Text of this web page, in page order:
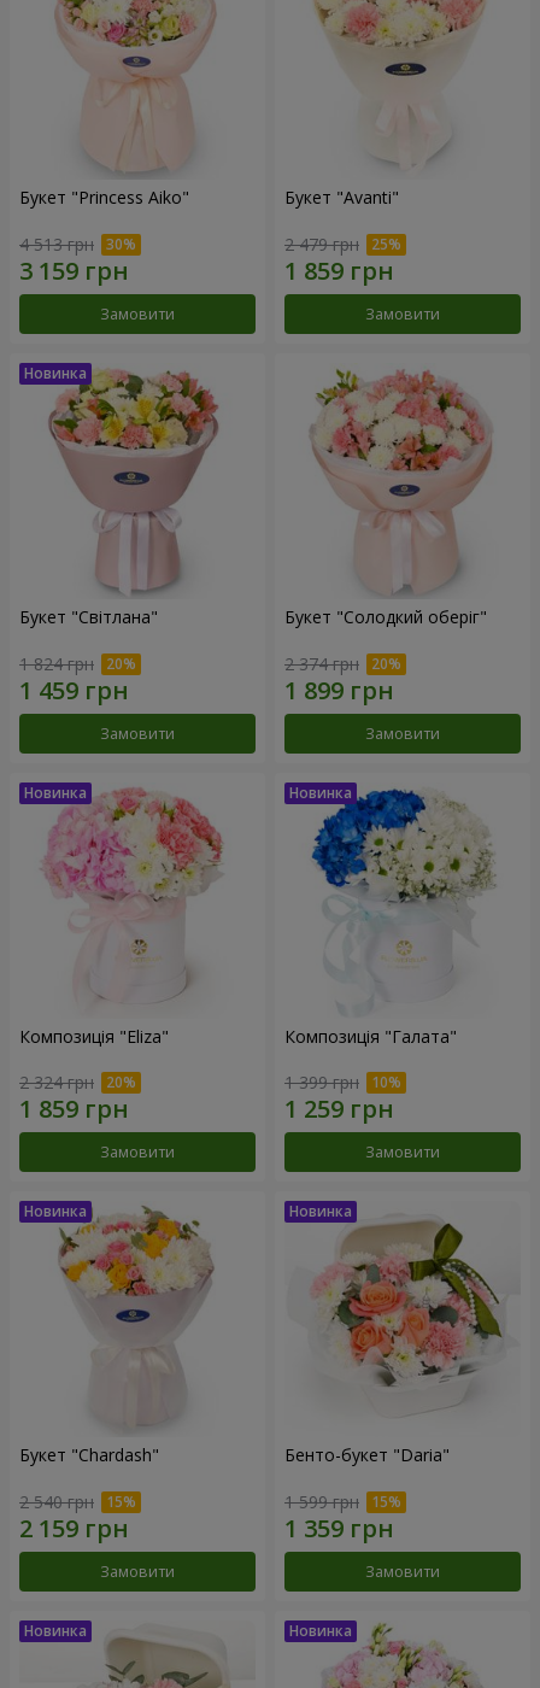
Букет "Princess Aiko"
4 513 грн
Замовити
Букет "Avanti"
2 479 грн
Замовити
Букет "Світлана"
1 824 грн
Замовити
Букет "Солодкий оберіг"
2 374 грн
Замовити
Композиція "Eliza"
2 324 грн
Замовити
Композиція "Галата"
1 399 грн
Замовити
Букет "Chardash"
2 540 грн
Замовити
Бенто-букет "Daria"
1 599 грн
Замовити